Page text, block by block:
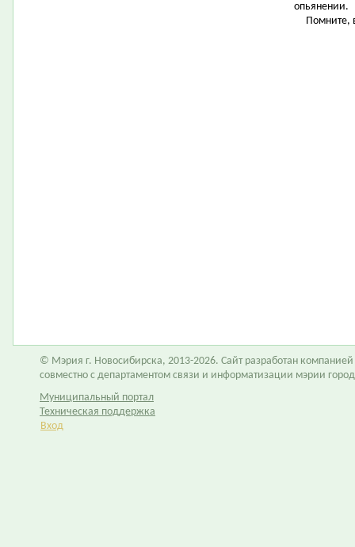
опьянении.
Помните,
© Мэрия г. Новосибирска, 2013-2026. Сайт разработан компанией
совместно с департаментом связи и информатизации мэрии
Муниципальный портал
Техническая поддержка
Вход